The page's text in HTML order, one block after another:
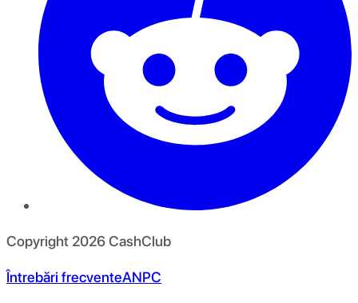
Copyright 2026CashClub
Întrebări frecventeANPC